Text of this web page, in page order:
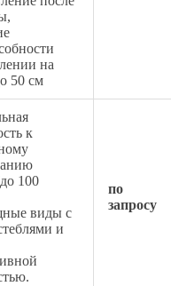
на
50 см
к
100
виды с
и
по
запросу